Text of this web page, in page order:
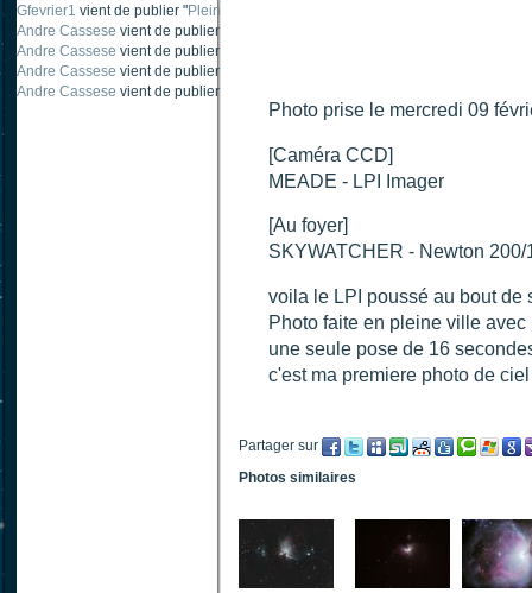
Gfevrier1 vient de publier "Pleine Lune - 9 Aout 205
Andre Cassese vient de publier "
Andre Cassese vient de publier "
Andre Cassese vient de publier "
Andre Cassese vient de publier "
Photo prise le mercredi 09
[Caméra CCD]
MEADE - LPI Imager
[Au foyer]
SKYWATCHER - Newton 200/
voila le LPI poussé au bout de
Photo faite en pleine ville
une seule pose de 16
c'est ma premiere photo de
Partager sur
Photos similaires